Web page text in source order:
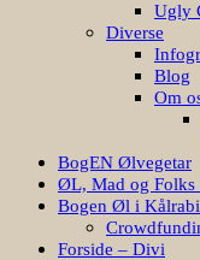
Ugly
Diverse
Blog
Om
BogEN Ølvegetar
ØL, Mad og Folks
Bogen Øl i
Forside – Divi